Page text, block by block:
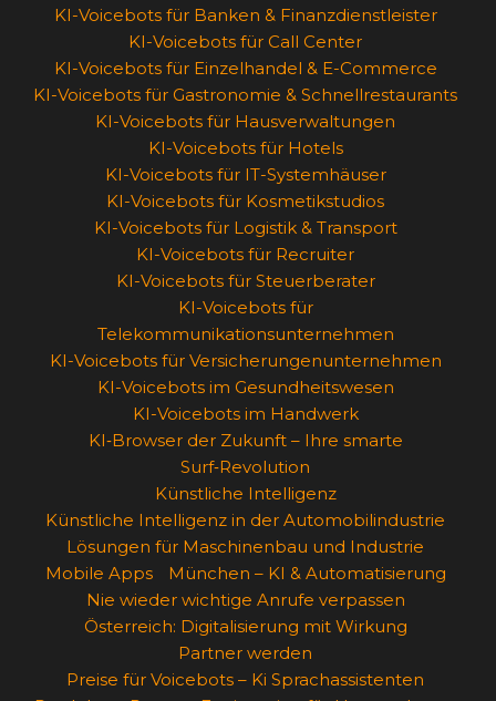
KI-Voicebots für Banken & Finanzdienstleister
KI-Voicebots für Call Center
KI-Voicebots für Einzelhandel & E-Commerce
KI-Voicebots für Gastronomie & Schnellrestaurants
KI-Voicebots für Hausverwaltungen
KI-Voicebots für Hotels
KI-Voicebots für IT-Systemhäuser
KI-Voicebots für Kosmetikstudios
KI-Voicebots für Logistik & Transport
KI-Voicebots für Recruiter
KI-Voicebots für Steuerberater
KI-Voicebots für
Telekommunikationsunternehmen
KI-Voicebots für Versicherungenunternehmen
KI-Voicebots im Gesundheitswesen
KI-Voicebots im Handwerk
KI‑Browser der Zukunft – Ihre smarte
Surf‑Revolution
Künstliche Intelligenz
Künstliche Intelligenz in der Automobilindustrie
Lösungen für Maschinenbau und Industrie
Mobile Apps
München – KI & Automatisierung
Nie wieder wichtige Anrufe verpassen
Österreich: Digitalisierung mit Wirkung
Partner werden
Preise für Voicebots – Ki Sprachassistenten